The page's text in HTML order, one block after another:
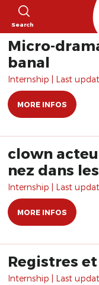
Search
Micro-
banal
Internship | Last
MORE INFOS
clown
nez dans
Internship | Last
MORE INFOS
Registres
Internship | Last